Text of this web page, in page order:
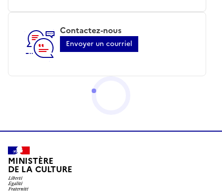
Contactez-nous
Envoyer un courriel
MINISTÈRE
DE LA CULTURE